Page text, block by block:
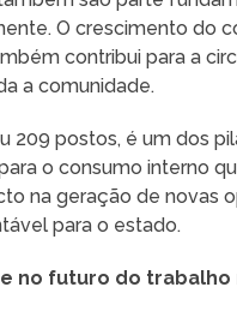
O crescimento do
contribui para a
a comunidade.
209 postos, é um dos
o consumo interno
na geração de novas
para o estado.
no futuro do trabalho